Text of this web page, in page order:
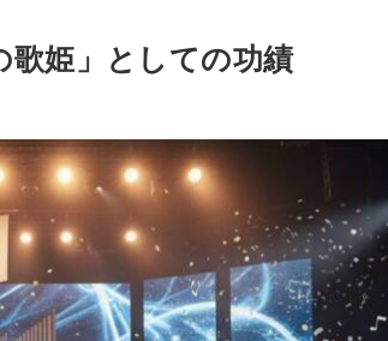
姫」としての功績